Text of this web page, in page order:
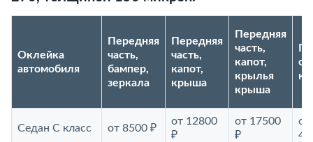
Оклейка
автомобиля
Передняя
часть,
бампер,
зеркала
Передняя
часть,
капот,
крыша
Передняя
часть,
капот,
крылья
крыша
Седан С класс от 8500 ₽
от 12800
₽
от 17500
₽
от